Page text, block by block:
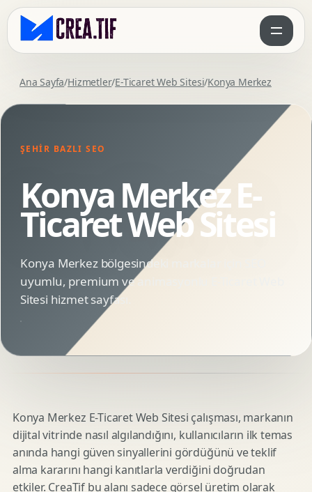
Ana Sayfa/Hizmetler/E-Ticaret Web Sitesi/Konya Merkez
ŞEHIR BAZLI SEO
Konya Merkez E-
Ticaret Web Sitesi
Konya Merkez bölgesindeki markalar için SEO
uyumlu, premium ve animasyonlu E-Ticaret Web
Sitesi hizmet sayfası.
Konya Merkez E-Ticaret Web Sitesi çalışması, markanın
dijital vitrinde nasıl algılandığını, kullanıcıların ilk temas
anında hangi güven sinyallerini gördüğünü ve teklif
alma kararını hangi kanıtlarla verdiğini doğrudan
etkiler. CreaTif bu alanı sadece görsel üretim olarak